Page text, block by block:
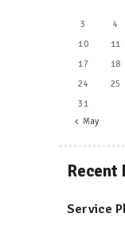
3
4
10
11
17
18
24
25
31
« May
Recent
Service